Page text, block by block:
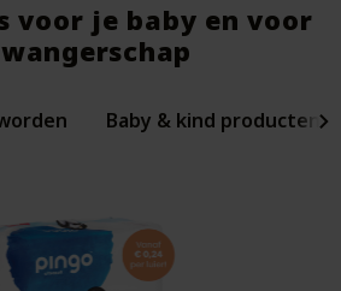
voor je baby en voor
Baby & kind producten